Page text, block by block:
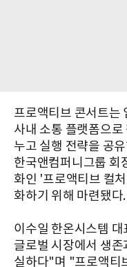
프로액티브 콘서트는
사내 소통 플랫폼으
누고 실행 전략을 공
한국앤컴퍼니그룹 회
화인 '프로액티브 컬
화하기 위해 마련됐다.
이수일 한온시스템
글로벌 시장에서 생
실하다"며 "프로액티